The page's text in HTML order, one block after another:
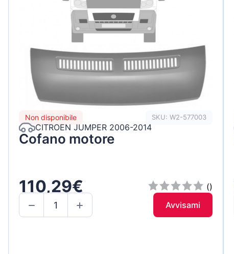
Non disponibile SKU: W2-577003
CITROEN JUMPER 2006-2014
Cofano motore
110,29€
()
Avvisami